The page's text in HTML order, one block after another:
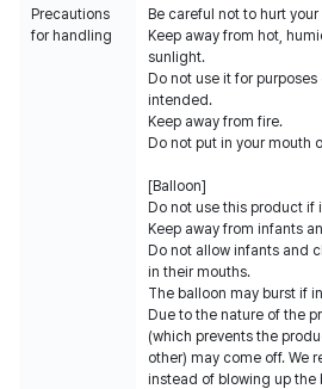
Precautions
for handling
Be careful not to hurt
Keep away from hot,
sunlight.
Do not use it for
intended.
Keep away from fire.
Do not put in your mouth
[Balloon]
Do not use this product
Keep away from infants
Do not allow infants and
in their mouths.
The balloon may burst if
Due to the nature of the
(which prevents the
other) may come off. We
instead of blowing up the